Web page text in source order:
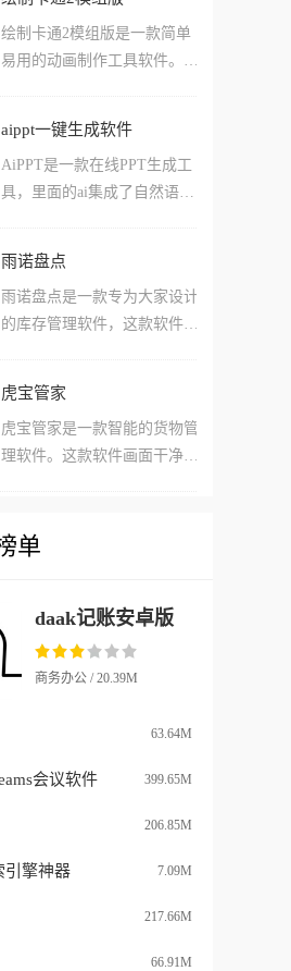
单，轻松的标记各种快递的状
态并且进行分类，十分的方
的有意思的点在于它的多任务
交互，能让你在同一个屏幕
里，一边打开厚厚的教材PD
做笔记，甚至能直接把书上的
备考、研读论文或记账这些需
要做笔记的场景。
绘制卡通2模组版是一款简单
易用的动画制作工具软件。这
这款软件的时候能够便捷的自
由创建项目和编辑场景，还可
以添加适合的背景音频，这里
助新手快速上手。同时这款软
是一款特别实用的软件。
aippt一键生成软件
AiPPT是一款在线PPT生成工
具，里面的ai集成了自然语言
动理解内容帮你匹配精美模
板，并在一分钟内交付出一套
PPT作品，同时支持全格式文
思维导图，丢进去都能变PP
的。
雨诺盘点
雨诺盘点是一款专为大家设计
的库存管理软件，这款软件支
时这款软件提供药品监管码扫
描、库存预警、数据报表生成
等功能，支持一二维条码扫
使用这款软件的时候可以通过
虎宝管家
虎宝管家是一款智能的货物管
理软件。这款软件画面干净整
捷。而且这款软件具备多种使
出库、从库存管控到数据决策
的智能管理体系，帮助大家实
现货物管理的精细化、智能
单
daak记账安卓版
商务办公 / 20.39M
63.64M
会议软件 399.65M
206.85M
引擎神器 7.09M
217.66M
66.91M